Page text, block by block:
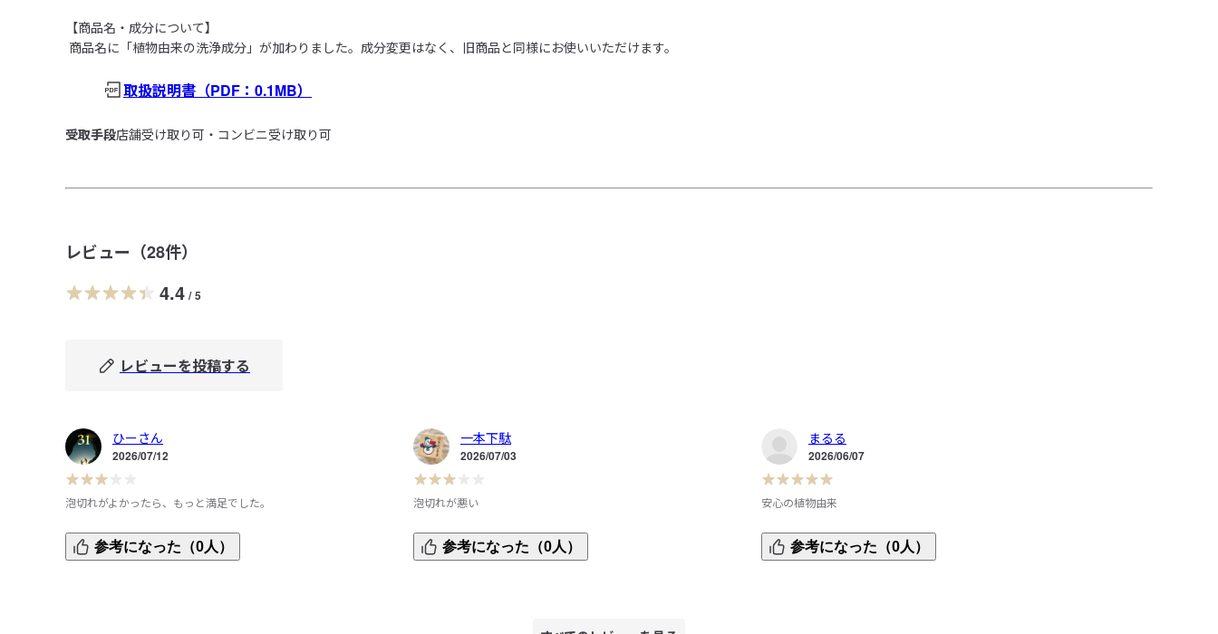
【商品名・成分について】
商品名に「植物由来の洗浄成分」が加わりました。成分変更はなく、旧商品と同様にお使いいただけます。
取扱説明書 （PDF：0.1MB）
受取手段店舗受け取り可・コンビニ受け取り可
レビュー（28件）
4.4 / 5
レビューを投稿する
ひーさん
2026/07/12
泡切れがよかったら、もっと満足でした。
液体の色がよくある黄色とかではなくて、透明なのが良いで
す。 参考になった（0人）
一本下駄
2026/07/03
泡切れが悪い
◎良い点
人工的な香りが苦手なので、無臭なのがとても良い。
参考になった（0人）
まるる
2026/06/07
安心の植物由来
植物由来の洗浄成分に惹かれ、初めて購入しました。洗浄力
は十分で、泡切れも良いと思います。人工的な香りが苦手な
参考になった（0人）